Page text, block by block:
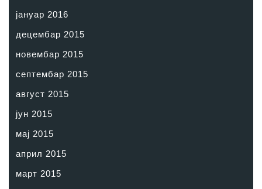
јануар 2016
децембар 2015
новембар 2015
септембар 2015
август 2015
јун 2015
мај 2015
април 2015
март 2015